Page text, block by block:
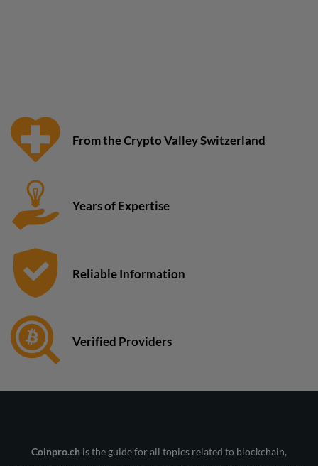
From the Crypto Valley Switzerland
Years of Expertise
Reliable Information
Verified Providers
Coinpro.ch is the guide for all topics related to blockchain,